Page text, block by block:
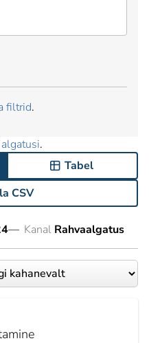
filtrid.
.
Tabel
CSV
— Kanal Rahvaalgatus